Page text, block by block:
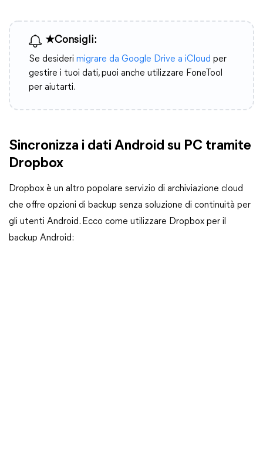
★Consigli:
Se desideri migrare da Google Drive a iCloud per
gestire i tuoi dati, puoi anche utilizzare FoneTool
per aiutarti.
Sincronizza i dati Android su PC tramite
Dropbox
Dropbox è un altro popolare servizio di archiviazione cloud
che offre opzioni di backup senza soluzione di continuità per
gli utenti Android. Ecco come utilizzare Dropbox per il
backup Android: